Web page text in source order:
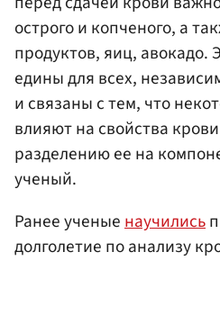
острого и копченого, а
продуктов, яиц, авокадо.
едины для всех,
и связаны с тем, что
влияют на свойства
разделению ее на
ученый.
Ранее ученыенаучились
долголетие по анализу